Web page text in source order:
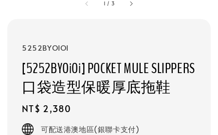
1 / 3
5252BYOIOI
[5252BYOiOi] POCKET MULE SLIPPERS
口袋造型保暖厚底拖鞋
Regular
price
NT$ 2,380
可配送港澳地區(銀聯卡支付)